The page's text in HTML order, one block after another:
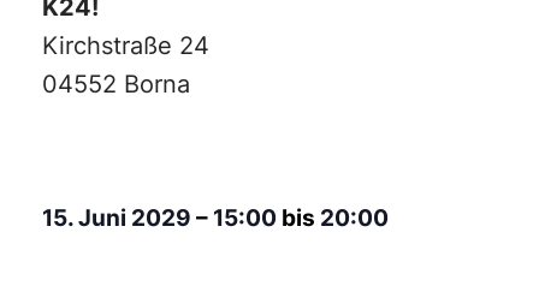
K24!
Kirchstraße 24
04552 Borna
15. Juni 2029 – 15:00 bis 20:00